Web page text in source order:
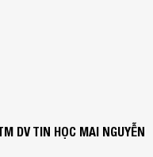
DV TIN HỌC MAI NGUYỄN